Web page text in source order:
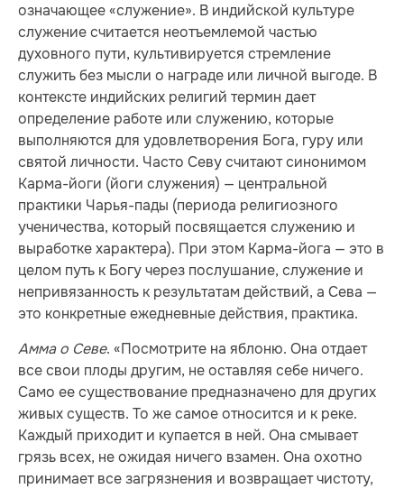
означающее «служение». В индийской культуре
служение считается неотъемлемой частью
духовного пути, культивируется стремление
служить без мысли о награде или личной выгоде. В
контексте индийских религий термин дает
определение работе или служению, которые
выполняются для удовлетворения Бога, гуру или
святой личности. Часто Севу считают синонимом
Карма-йоги (йоги служения) — центральной
практики Чарья-пады (периода религиозного
ученичества, который посвящается служению и
выработке характера). При этом Карма-йога — это в
целом путь к Богу через послушание, служение и
непривязанность к результатам действий, а Сева —
это конкретные ежедневные действия, практика.
Амма о Севе. «Посмотрите на яблоню. Она отдает
все свои плоды другим, не оставляя себе ничего.
Само ее существование предназначено для других
живых существ. То же самое относится и к реке.
Каждый приходит и купается в ней. Она смывает
грязь всех, не ожидая ничего взамен. Она охотно
принимает все загрязнения и возвращает чистоту,